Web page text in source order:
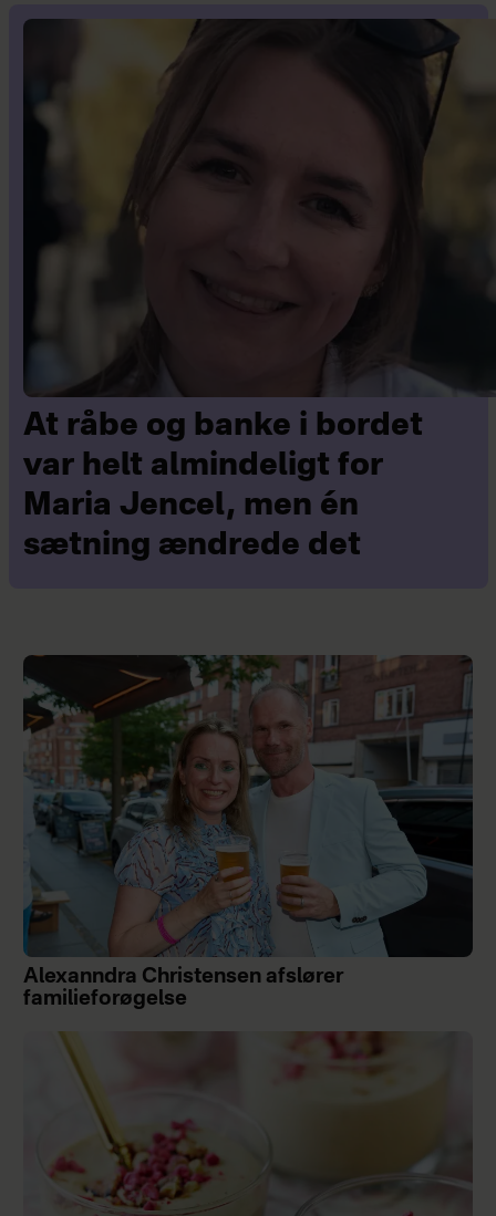
At råbe og banke i bordet
var helt almindeligt for
Maria Jencel, men én
sætning ændrede det
Alexanndra Christensen afslører
familieforøgelse